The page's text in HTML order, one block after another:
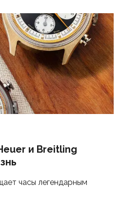
и Breitling
часы легендарным